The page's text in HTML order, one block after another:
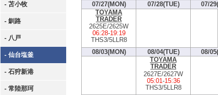
- 苫小牧
- 釧路
- 八戸
- 仙台塩釜
- 石狩新港
- 常陸那珂
07/27(MON) 07/28(TUE)
07/
TOYAMA
TRADER
2625E/2625W
06:28-19:19
THS3/5LLR8
08/03(MON)
08/04(TUE)
08/
TOYAMA
TRADER
2627E/2627W
05:01-15:36
THS3/5LLR8